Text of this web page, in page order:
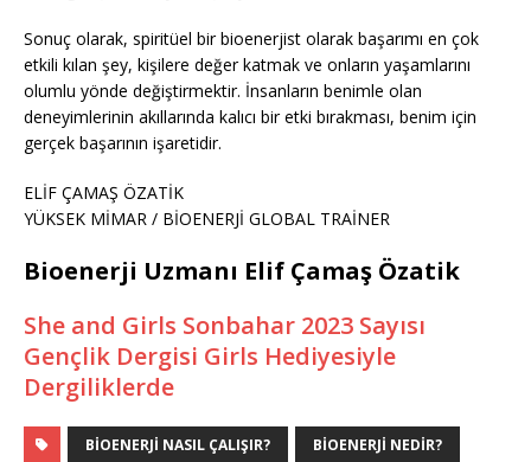
Sonuç olarak, spiritüel bir bioenerjist olarak başarımı en çok
etkili kılan şey, kişilere değer katmak ve onların yaşamlarını
olumlu yönde değiştirmektir. İnsanların benimle olan
deneyimlerinin akıllarında kalıcı bir etki bırakması, benim için
gerçek başarının işaretidir.
ELİF ÇAMAŞ ÖZATİK
YÜKSEK MİMAR / BİOENERJİ GLOBAL TRAİNER
Bioenerji Uzmanı Elif Çamaş Özatik
She and Girls Sonbahar 2023 Sayısı
Gençlik Dergisi Girls Hediyesiyle
Dergiliklerde
BIOENERJI NASIL ÇALIŞIR? BIOENERJI NEDIR?